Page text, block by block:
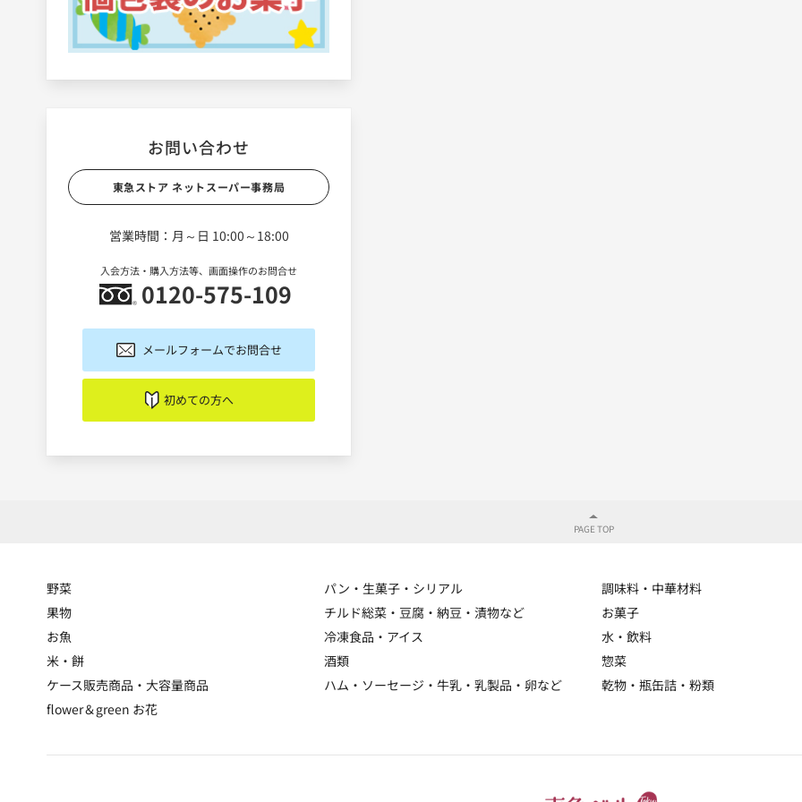
お問い合わせ
東急ストア ネットスーパー事務局
営業時間：月～日 10:00～18:00
入会方法・購入方法等、画面操作のお問合せ
0120-575-109
メールフォームでお問合せ
初めての方へ
野菜 パン・生菓子・シリアル
調味料・中華材料
果物
チルド総菜・豆腐・納豆・漬物など
お菓子
お魚
冷凍食品・アイス
水・飲料
米・餅
酒類
惣菜
ケース販売商品・大容量商品
ハム・ソーセージ・牛乳・乳製品・卵など
乾物・瓶缶詰・粉類
flower＆green お花